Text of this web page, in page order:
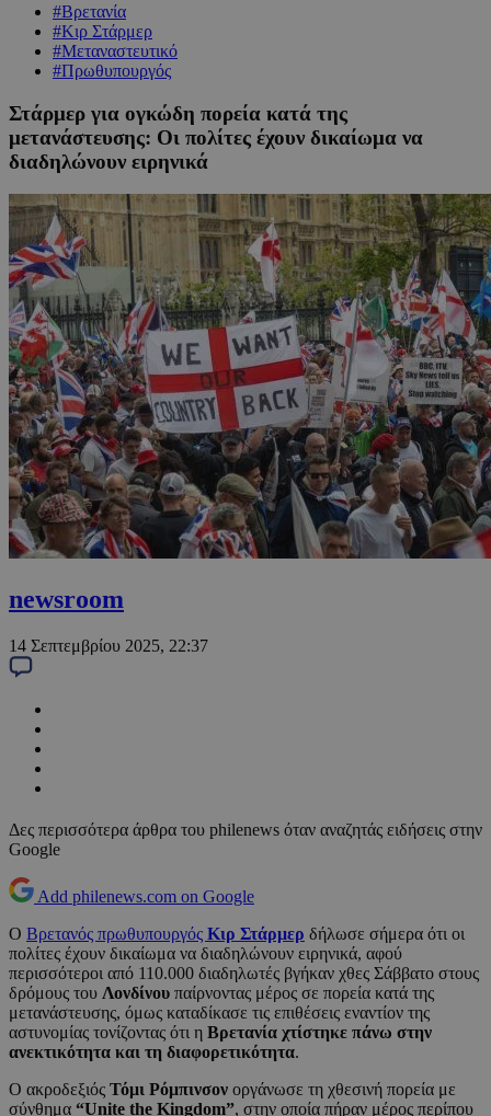
#Βρετανία
#Κιρ Στάρμερ
#Μεταναστευτικό
#Πρωθυπουργός
Στάρμερ για ογκώδη πορεία κατά της
μετανάστευσης: Οι πολίτες έχουν δικαίωμα να
διαδηλώνουν ειρηνικά
newsroom
14 Σεπτεμβρίου 2025, 22:37
Δες περισσότερα άρθρα του philenews όταν αναζητάς ειδήσεις στην
Google
Add philenews.com on Google
Ο Βρετανός πρωθυπουργός Κιρ Στάρμερ δήλωσε σήμερα ότι οι
πολίτες έχουν δικαίωμα να διαδηλώνουν ειρηνικά, αφού
περισσότεροι από 110.000 διαδηλωτές βγήκαν χθες Σάββατο στους
δρόμους του Λονδίνου παίρνοντας μέρος σε πορεία κατά της
μετανάστευσης, όμως καταδίκασε τις επιθέσεις εναντίον της
αστυνομίας τονίζοντας ότι η Βρετανία χτίστηκε πάνω στην
ανεκτικότητα και τη διαφορετικότητα.
Ο ακροδεξιός Τόμι Ρόμπινσον οργάνωσε τη χθεσινή πορεία με
σύνθημα “Unite the Kingdom”, στην οποία πήραν μέρος περίπου